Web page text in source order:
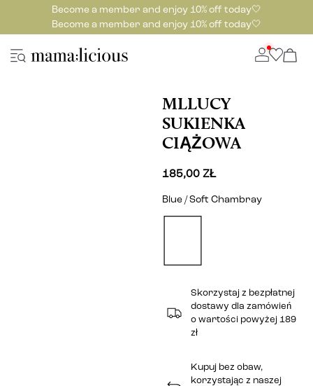
Become a member and enjoy 10% off today🤍
Become a member and enjoy 10% off today🤍
MLLUCY
SUKIENKA
CIĄŻOWA
185,00 ZŁ
Blue / Soft Chambray
Skorzystaj z bezpłatnej
dostawy dla zamówień
o wartości powyżej 189
zł
Kupuj bez obaw,
korzystając z naszej